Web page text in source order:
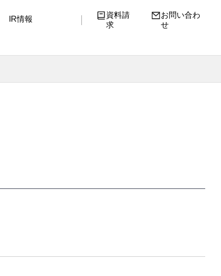
IR情報
資料請
求
お問い合わ
せ